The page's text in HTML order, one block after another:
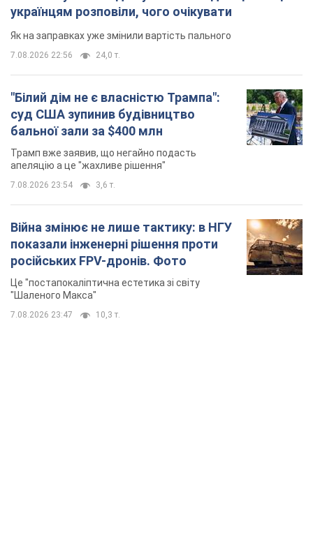
українцям розповіли, чого очікувати
Як на заправках уже змінили вартість пального
7.08.2026 22:56 24,0 т.
"Білий дім не є власністю Трампа":
суд США зупинив будівництво
бальної зали за $400 млн
Трамп вже заявив, що негайно подасть
апеляцію а це "жахливе рішення"
7.08.2026 23:54 3,6 т.
Війна змінює не лише тактику: в НГУ
показали інженерні рішення проти
російських FPV-дронів. Фото
Це "постапокаліптична естетика зі світу
"Шаленого Макса"
7.08.2026 23:47 10,3 т.